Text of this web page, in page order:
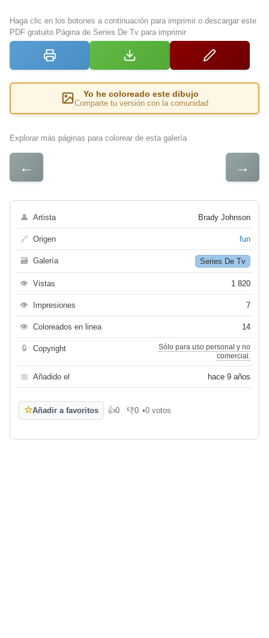
Haga clic en los botones a continuación para imprimir o descargar este
PDF gratuito Página de Series De Tv para imprimir
Yo he coloreado este dibujo
Comparte tu versión con la comunidad
Explorar más páginas para colorear de esta galería
← →
👤 Artista Brady Johnson
🔗 Origen fun
🗃 Galería Series De Tv
👁 Vistas 1 820
👁 Impresiones 7
👁 Coloreados en linea 14
🔒 Copyright
Sólo para uso personal y no
comercial.
📅 Añadido el hace 9 años
☆Añadir a favoritos 👍0
Me gusta
👎0
No me gusta
•0 votos